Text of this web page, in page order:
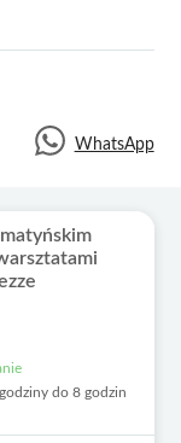
WhatsApp
do 8 godzin